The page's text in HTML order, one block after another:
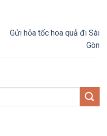
Gửi hỏa tốc hoa quả đi Sài
Gòn